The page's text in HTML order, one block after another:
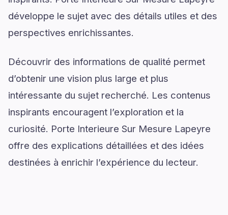
développe le sujet avec des détails utiles et des
perspectives enrichissantes.
Découvrir des informations de qualité permet
d’obtenir une vision plus large et plus
intéressante du sujet recherché. Les contenus
inspirants encouragent l’exploration et la
curiosité. Porte Interieure Sur Mesure Lapeyre
offre des explications détaillées et des idées
destinées à enrichir l’expérience du lecteur.